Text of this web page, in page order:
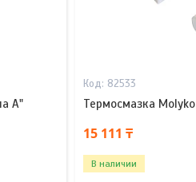
А"
82533
Термосмазка
15 111 ₸
В наличии